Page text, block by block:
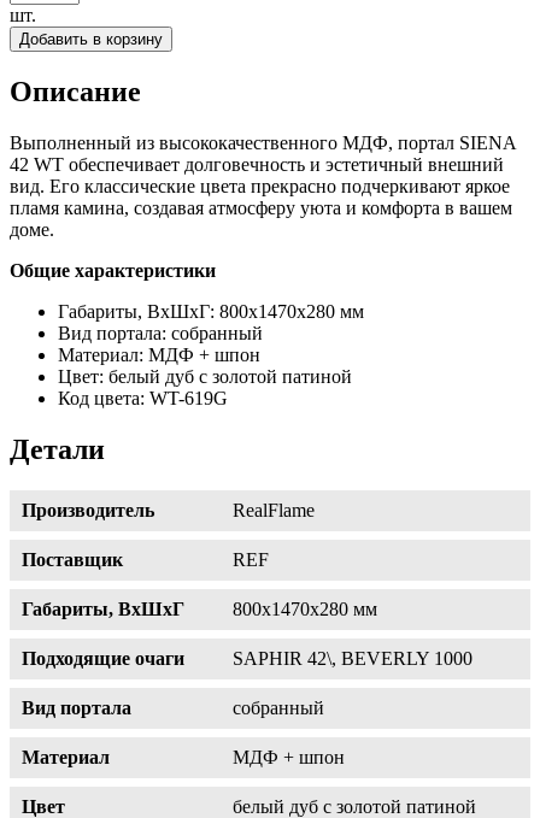
шт.
Добавить в корзину
Описание
Выполненный из высококачественного МДФ, портал SIENA
42 WT обеспечивает долговечность и эстетичный внешний
вид. Его классические цвета прекрасно подчеркивают яркое
пламя камина, создавая атмосферу уюта и комфорта в вашем
доме.
Общие характеристики
Габариты, ВхШхГ: 800х1470х280 мм
Вид портала: собранный
Материал: МДФ + шпон
Цвет: белый дуб с золотой патиной
Код цвета: WT-619G
Детали
Производитель RealFlame
Поставщик REF
Габариты, ВхШхГ 800х1470х280 мм
Подходящие очаги SAPHIR 42\, BEVERLY 1000
Вид портала собранный
Материал МДФ + шпон
Цвет белый дуб с золотой патиной